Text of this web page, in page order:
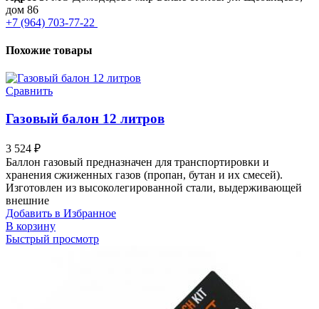
дом 86
+7 (964) 703-77-22
Похожие товары
Сравнить
Газовый балон 12 литров
3 524 ₽
Баллон газовый предназначен для транспортировки и
хранения сжиженных газов (пропан, бутан и их смесей).
Изготовлен из высоколегированной стали, выдерживающей
внешние
Добавить в Избранное
В корзину
Быстрый просмотр